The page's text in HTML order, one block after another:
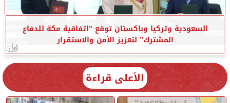
السعودية وتركيا وباكستان توقع ”اتفاقية مكة للدفاع
المشترك” لتعزيز الأمن والاستقرار
الأعلى قراءة